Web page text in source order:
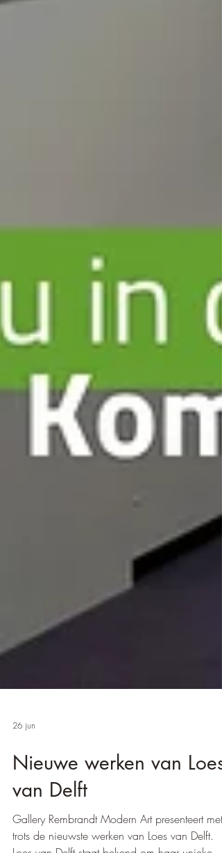
26 jun
Nieuwe werken van Loes
van Delft